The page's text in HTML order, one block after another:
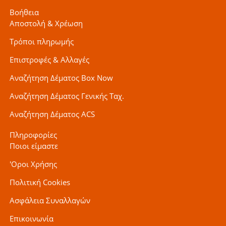
Βοήθεια
Αποστολή & Χρέωση
Τρόποι πληρωμής
Επιστροφές & Αλλαγές
Αναζήτηση Δέματος Box Now
Αναζήτηση Δέματος Γενικής Ταχ.
Αναζήτηση Δέματος ACS
Πληροφορίες
Ποιοι είμαστε
'Οροι Χρήσης
Πολιτική Cookies
Ασφάλεια Συναλλαγών
Επικοινωνία